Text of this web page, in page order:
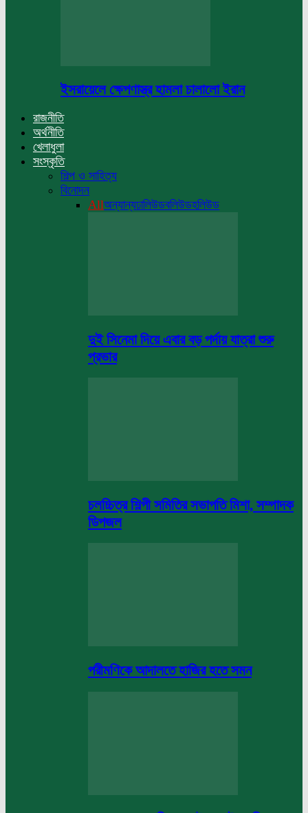
ইসরায়েলে ক্ষেপণাস্ত্র হামলা চালালো ইরান
রাজনীতি
অর্থনীতি
খেলাধুলা
সংস্কৃতি
শিল্প ও সাহিত্য
বিনোদন
Allঅন্যান্যঢালিউডবলিউডহলিউড
দুই সিনেমা দিয়ে এবার বড় পর্দায় যাত্রা শুরু
প্রভার
চলচ্চিত্র শিল্পী সমিতির সভাপতি মিশা, সম্পাদক
ডিপজল
পরীমণিকে আদালতে হাজির হতে সমন